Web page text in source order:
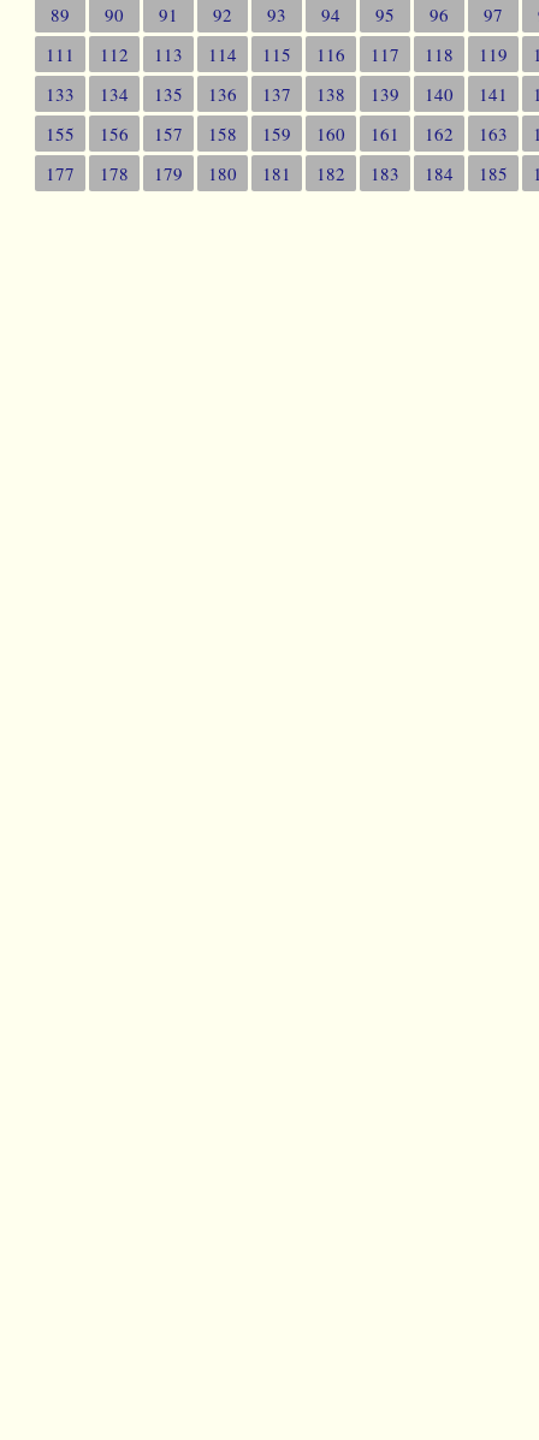
89
90 91 92 93 94 95 96 97
111
112 113 114 115 116 117 118 119
133
134 135 136 137 138 139 140 141
155
156 157 158 159 160 161 162 163
177
178 179 180 181 182 183 184 185